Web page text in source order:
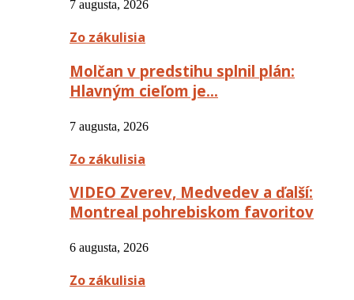
7 augusta, 2026
Zo zákulisia
Molčan v predstihu splnil plán:
Hlavným cieľom je…
7 augusta, 2026
Zo zákulisia
VIDEO Zverev, Medvedev a ďalší:
Montreal pohrebiskom favoritov
6 augusta, 2026
Zo zákulisia